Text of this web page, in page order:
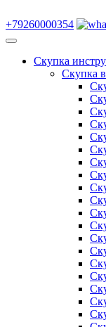
+79260000354
Скупка
Скупка